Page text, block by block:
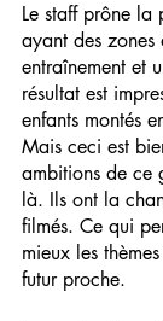
Le staff prône la
ayant des
entraînement et
résultat est
enfants montés
Mais ceci est
ambitions de ce
là. Ils ont la
filmés. Ce qui
mieux les
futur proche.